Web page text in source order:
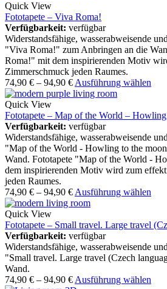
Quick View
Fototapete – Viva Roma!
Verfügbarkeit: verfügbar
Widerstandsfähige, wasserabweisende
"Viva Roma!" zum Anbringen an die
Roma!" mit dem inspirierenden Motiv
Zimmerschmuck jeden Raumes.
74,90 € – 94,90 € Ausführung wählen
Quick View
Fototapete – Map of the World –
Verfügbarkeit: verfügbar
Widerstandsfähige, wasserabweisende
"Map of the World - Howling to the
Wand. Fototapete "Map of the World -
dem inspirierenden Motiv wird zum
jeden Raumes.
74,90 € – 94,90 € Ausführung wählen
Quick View
Fototapete – Small travel. Large travel
Verfügbarkeit: verfügbar
Widerstandsfähige, wasserabweisende
"Small travel. Large travel (Czech
Wand.
74,90 € – 94,90 € Ausführung wählen